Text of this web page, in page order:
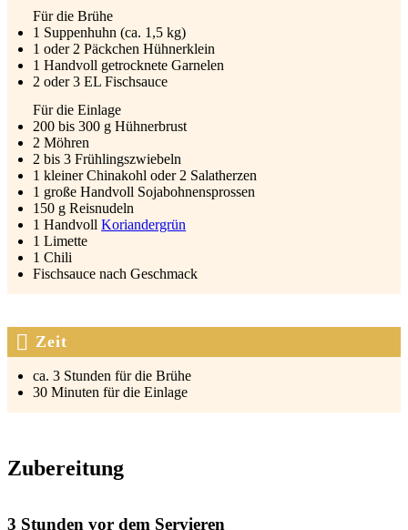
Für die Brü­he
1 Sup­pen­huhn (ca. 1,5 kg)
1 oder 2 Päck­chen Hüh­ner­klein
1 Hand­voll getrock­ne­te Gar­ne­len
2 oder 3 EL Fisch­sauce
Für die Ein­la­ge
200 bis 300 g Hüh­ner­brust
2 Möh­ren
2 bis 3 Früh­lings­zwie­beln
1 klei­ner Chi­na­kohl oder 2 Salat­her­zen
1 gro­ße Hand­voll Soja­boh­nen­spros­sen
150 g Reis­nu­deln
1 Hand­vollKori­an­der­grün
1 Limet­te
1 Chi­li
Fisch­sauce nach Geschmack
Zeit
ca. 3 Stun­den für die Brü­he
30 Minu­ten für die Ein­la­ge
Zubereitung
3 Stunden vor dem Servieren